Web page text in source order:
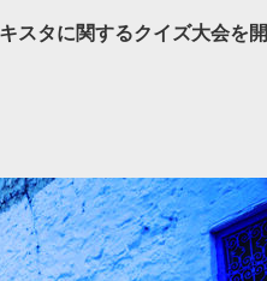
スタに関するクイズ大会を開